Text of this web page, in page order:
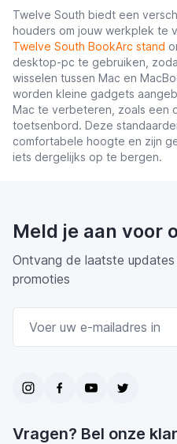
Twelve South biedt een
houders om jouw werkplek te
Twelve South BookArc stand
desktop-pc te gebruiken,
wisselen tussen Mac en
worden kleine gadgets
Mac te verbeteren, zoals een
toetsenbord. Deze
comfortabele hoogte en zijn
iets dergelijks op te bergen.
Meld je aan voor
Ontvang de laatste
promoties
Vragen? Bel onze